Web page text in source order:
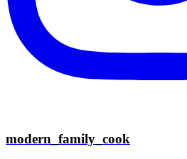
modern_family_cook